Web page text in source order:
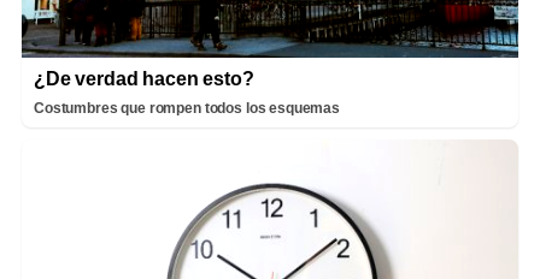
¿De verdad hacen esto?
Costumbres que rompen todos los esquemas